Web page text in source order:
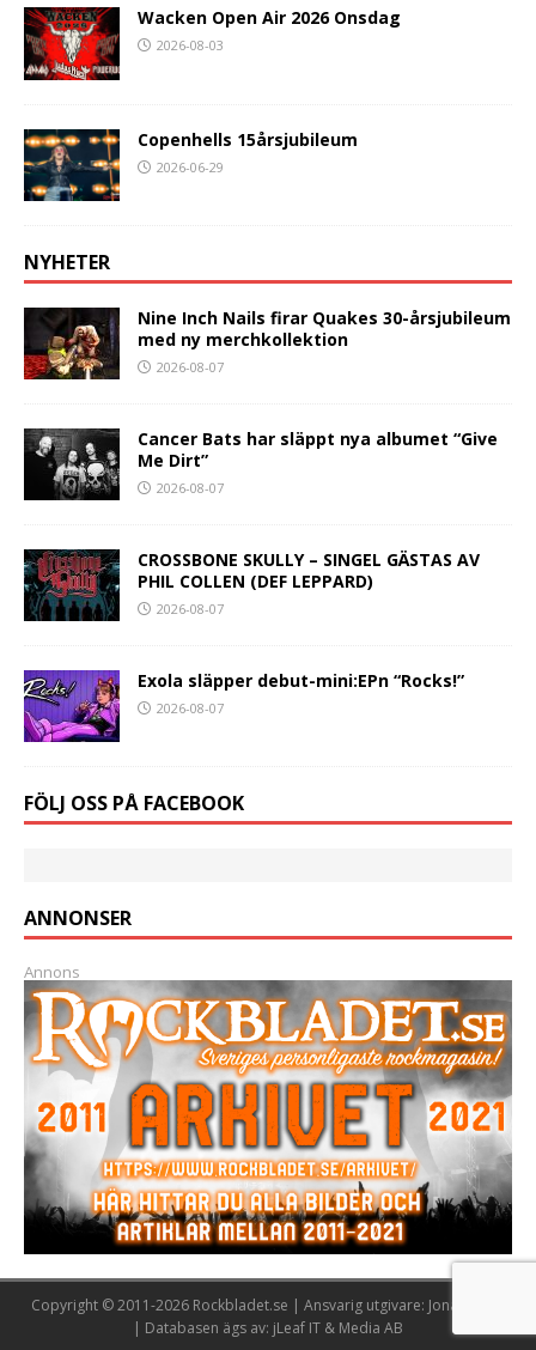
Wacken Open Air 2026 Onsdag
2026-08-03
Copenhells 15årsjubileum
2026-06-29
NYHETER
Nine Inch Nails firar Quakes 30-årsjubileum
med ny merchkollektion
2026-08-07
Cancer Bats har släppt nya albumet “Give
Me Dirt”
2026-08-07
CROSSBONE SKULLY – SINGEL GÄSTAS AV
PHIL COLLEN (DEF LEPPARD)
2026-08-07
Exola släpper debut-mini:EPn “Rocks!”
2026-08-07
FÖLJ OSS PÅ FACEBOOK
ANNONSER
Annons
Copyright © 2011-2026 Rockbladet.se | Ansvarig utgivare: Jonas Lööw
| Databasen ägs av: jLeaf IT & Media AB